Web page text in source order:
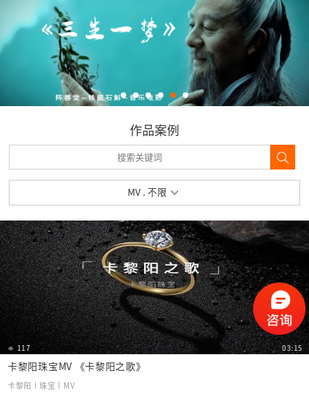
作品案例
MV . 不限
117 03:15
卡黎阳珠宝MV 《卡黎阳之歌》
卡黎阳丨珠宝丨MV